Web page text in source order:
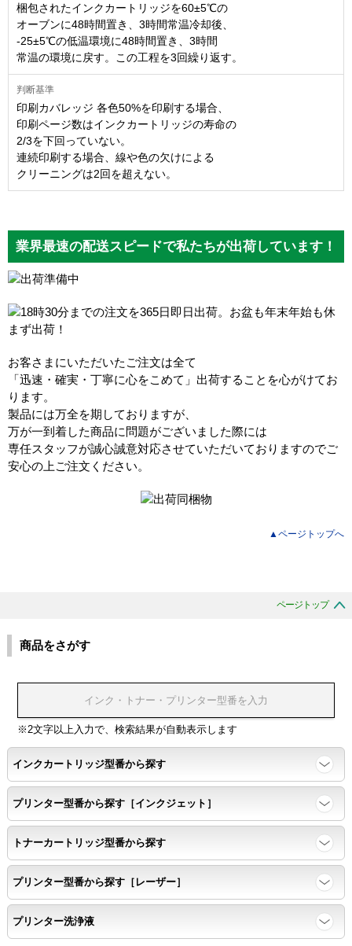
梱包されたインクカートリッジを60±5℃の
オーブンに48時間置き、3時間常温冷却後、
-25±5℃の低温環境に48時間置き、3時間
常温の環境に戻す。この工程を3回繰り返す。
印刷カバレッジ 各色50%を印刷する場合、
印刷ページ数はインクカートリッジの寿命の
2/3を下回っていない。
連続印刷する場合、線や色の欠けによる
クリーニングは2回を超えない。
業界最速の配送スピードで私たちが出荷しています！
お客さまにいただいたご注文は全て
「迅速・確実・丁寧に心をこめて」出荷することを心がけてお
ります。
製品には万全を期しておりますが、
万が一到着した商品に問題がございました際には
専任スタッフが誠心誠意対応させていただいておりますのでご
安心の上ご注文ください。
▲ページトップへ
ページトップ
商品をさがす
※2文字以上入力で、検索結果が自動表示します
インクカートリッジ型番から探す
プリンター型番から探す［インクジェット］
トナーカートリッジ型番から探す
プリンター型番から探す［レーザー］
プリンター洗浄液